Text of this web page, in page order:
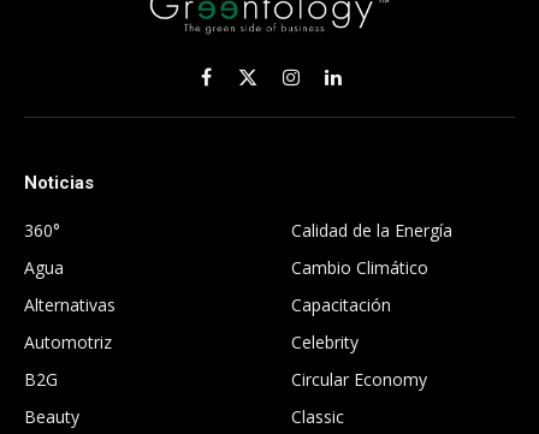
Facebook
X
(Twitter)
InstagramLinkedIn
Noticias
360°
Agua
Alternativas
Automotriz
B2G
Beauty
Calidad de la Energía
Cambio Climático
Capacitación
Celebrity
Circular Economy
Classic